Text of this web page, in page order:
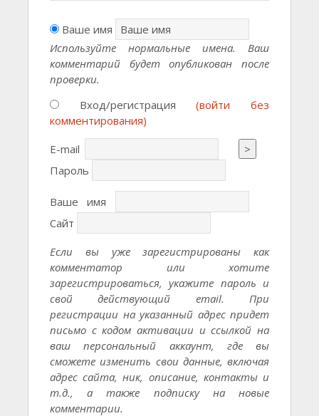
Ваше имя
Используйте нормальные имена. Ваш
комментарий будет опубликован после
проверки.
Вход/регистрация(войти без
комментирования)
E-mail
>
Пароль
Ваше имя
Сайт
Если вы уже зарегистрированы как
комментатор или хотите
зарегистрироваться, укажите пароль и
свой действующий email. При
регистрации на указанный адрес придет
письмо с кодом активации и ссылкой на
ваш персональный аккаунт, где вы
сможете изменить свои данные, включая
адрес сайта, ник, описание, контакты и
т.д., а также подписку на новые
комментарии.